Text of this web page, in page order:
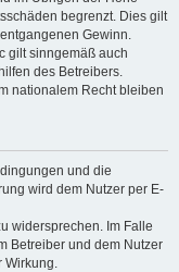
begrenzt. Dies gilt
Gewinn.
gilt sinngemäß auch
des Betreibers.
nationalem Recht bleiben
und die
wird dem Nutzer per E-
widersprechen. Im Falle
Betreiber und dem Nutzer
Wirkung.